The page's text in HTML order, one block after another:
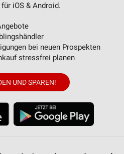
iOS & Android.
bei neuen Prospekten
stressfrei planen
UND SPAREN!
Auswahl
von Inhalten
Statistiken oder
verschiedenen
der Angebote